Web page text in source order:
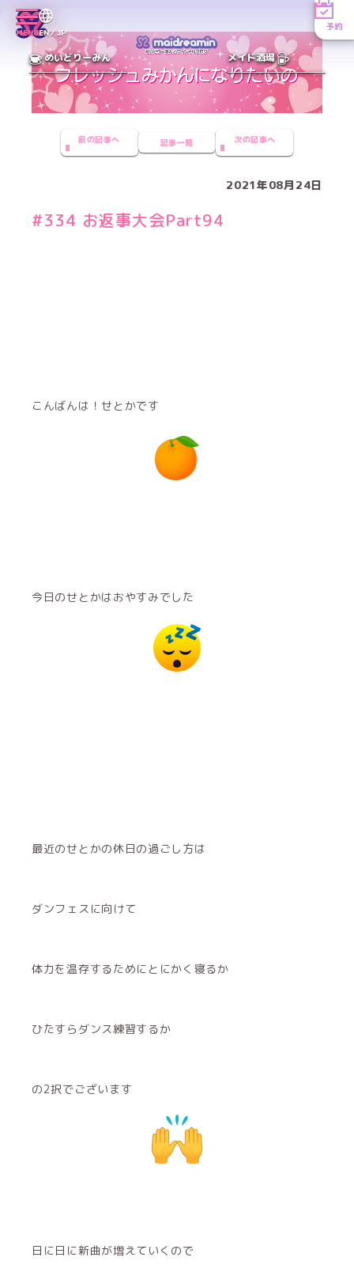
MENUEN／JP
予約
めいどりーみん メイド酒場
前の記事へ 記事一覧 次の記事へ
2021年08月24日
#334 お返事大会Part94
こんばんは！せとかです
今日のせとかはおやすみでした
最近のせとかの休日の過ごし方は
ダンフェスに向けて
体力を温存するためにとにかく寝るか
ひたすらダンス練習するか
の2択でございます
日に日に新曲が増えていくので